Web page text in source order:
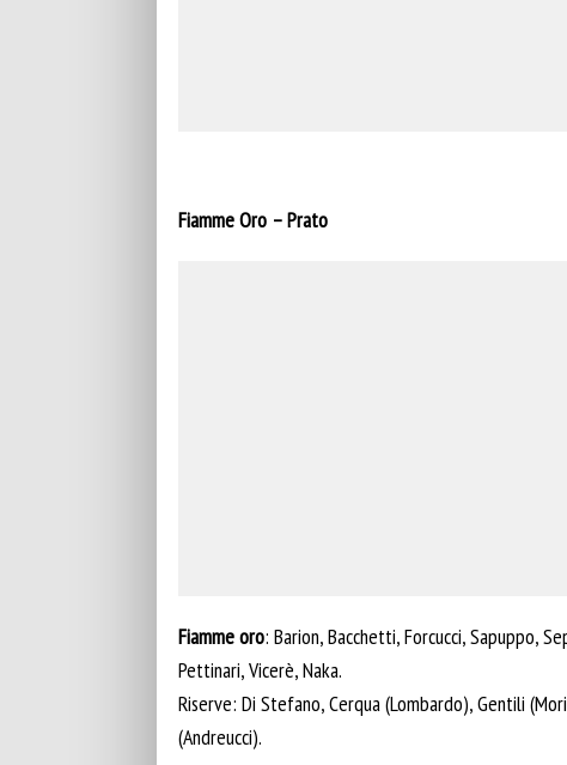
Fiamme Oro – Prato
Fiamme oro: Barion, Bacchetti, Forcucci, Sapuppo,
Pettinari, Vicerè, Naka.
Riserve: Di Stefano, Cerqua (Lombardo), Gentili
(Andreucci).